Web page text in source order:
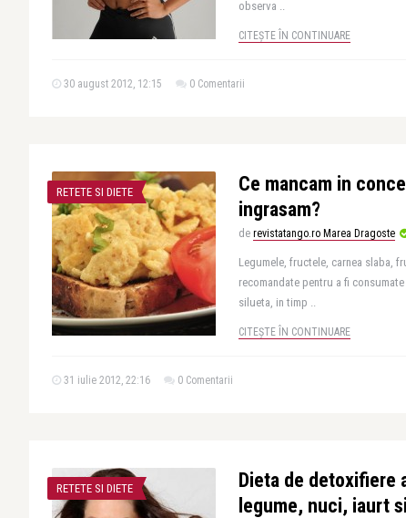
observa ..
CITEȘTE ÎN CONTINUARE
30 august 2012, 12:15 0 Comentarii
RETETE SI DIETE
Ce mancam in
ingrasam?
de revistatango.ro Marea Dragoste
Legumele, fructele, carnea slaba,
recomandate pentru a fi
silueta, in timp ..
CITEȘTE ÎN CONTINUARE
31 iulie 2012, 22:16 0 Comentarii
RETETE SI DIETE
Dieta de detoxifiere
legume, nuci, iaurt